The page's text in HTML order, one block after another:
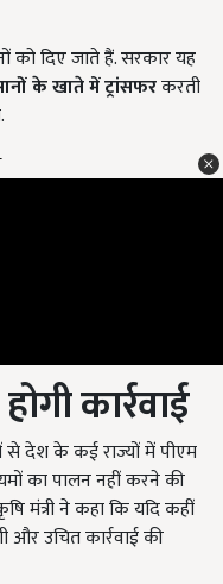
को दिए जाते हैं. सरकार यह
के खाते में ट्रांसफरकरती
कार्रवाई
से देश के कई राज्यों में पीएम
का पालन नहीं करने की
मंत्री ने कहा कि यदि कहीं
और उचित कार्रवाई की